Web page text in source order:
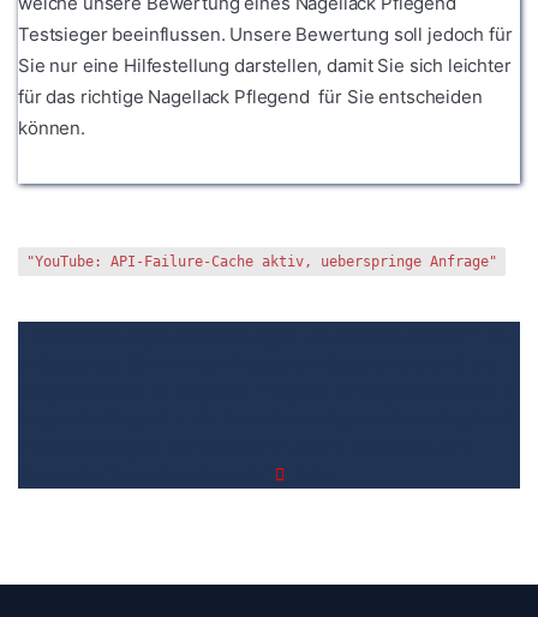
Testsieger beeinflussen. Unsere Bewertung soll jedoch für
Sie nur eine Hilfestellung darstellen, damit Sie sich leichter
für das richtige Nagellack Pflegend für Sie entscheiden
können.
"YouTube: API-Failure-Cache aktiv, ueberspringe Anfrage"